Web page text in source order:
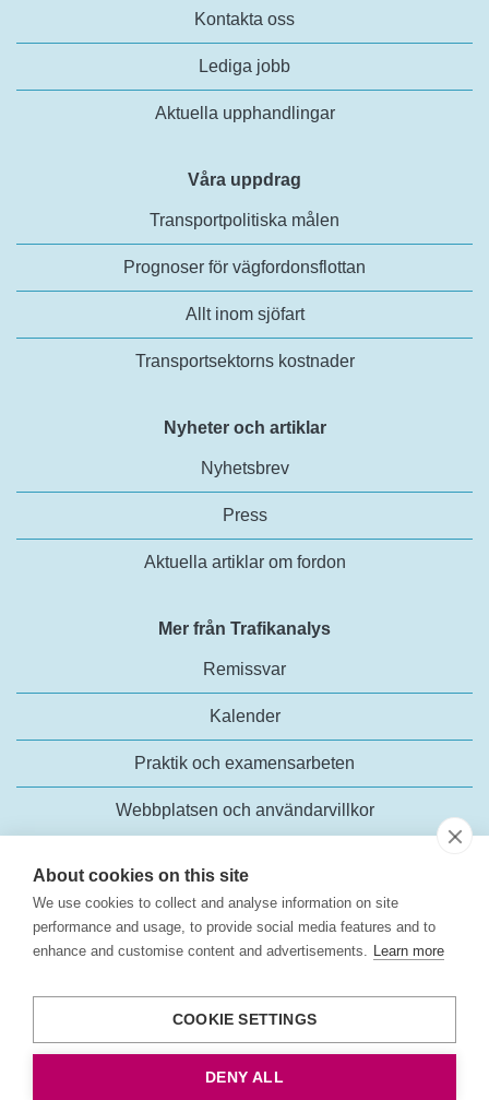
About cookies on this site
We use cookies to collect and analyse information on site
performance and usage, to provide social media features and to
enhance and customise content and advertisements. Learn more
COOKIE SETTINGS
DENY ALL
Kontakta oss
Lediga jobb
Aktuella upphandlingar
Våra uppdrag
Transportpolitiska målen
Prognoser för vägfordonsflottan
Allt inom sjöfart
Transportsektorns kostnader
Nyheter och artiklar
Nyhetsbrev
Press
Aktuella artiklar om fordon
Mer från Trafikanalys
Remissvar
Kalender
Praktik och examensarbeten
Webbplatsen och användarvillkor
Rosenlundsgatan 54
118 63 Stockholm
+46 (0)10-414 42 00